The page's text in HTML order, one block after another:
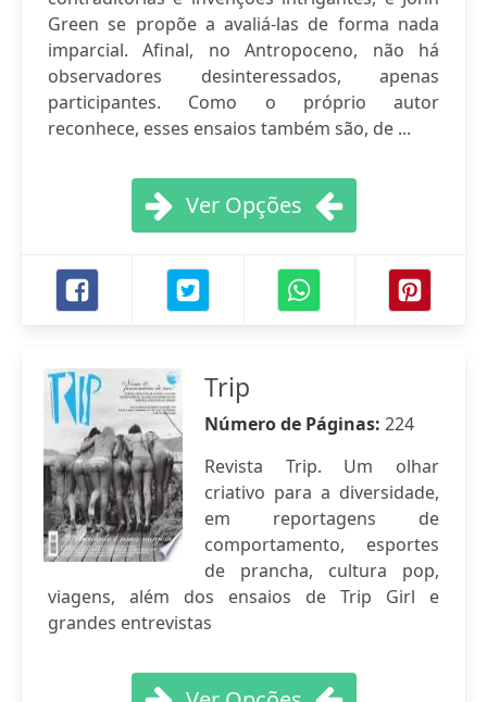
Green se propõe a avaliá-las de forma nada
imparcial. Afinal, no Antropoceno, não há
observadores desinteressados, apenas
participantes. Como o próprio autor
reconhece, esses ensaios também são, de ...
Ver Opções
Trip
Número de Páginas: 224
Revista Trip. Um olhar
criativo para a diversidade,
em reportagens de
comportamento, esportes
de prancha, cultura pop,
viagens, além dos ensaios de Trip Girl e
grandes entrevistas